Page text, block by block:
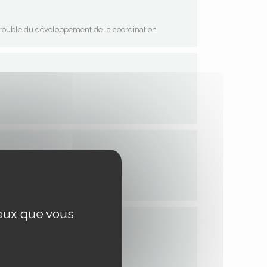
du développement de la coordination
que vous